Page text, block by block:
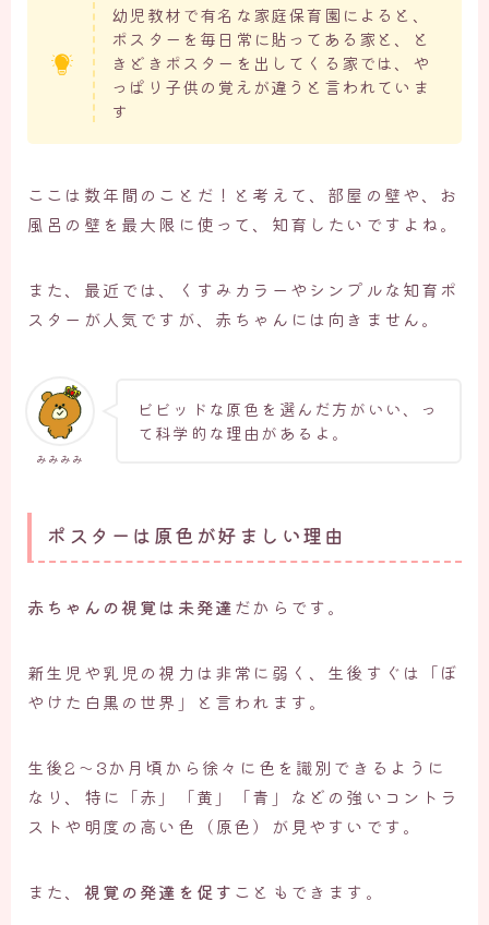
幼児教材で有名な家庭保育園によると、
ポスターを毎日常に貼ってある家と、と
きどきポスターを出してくる家では、や
っぱり子供の覚えが違うと言われていま
す
ここは数年間のことだ！と考えて、部屋の壁や、お
風呂の壁を最大限に使って、知育したいですよね。
また、最近では、くすみカラーやシンプルな知育ポ
スターが人気ですが、赤ちゃんには向きません。
みみみみ
ビビッドな原色を選んだ方がいい、っ
て科学的な理由があるよ。
ポスターは原色が好ましい理由
赤ちゃんの視覚は未発達だからです。
新生児や乳児の視力は非常に弱く、生後すぐは「ぼ
やけた白黒の世界」と言われます。
生後2〜3か月頃から徐々に色を識別できるように
なり、特に「赤」「黄」「青」などの強いコントラ
ストや明度の高い色（原色）が見やすいです。
また、 視覚の発達を促す こともできます。